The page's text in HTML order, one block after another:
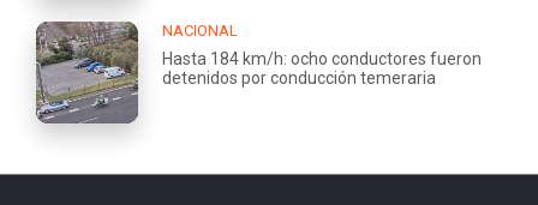
NACIONAL
Hasta 184 km/h: ocho conductores fueron
detenidos por conducción temeraria